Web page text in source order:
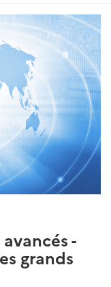
-
grands